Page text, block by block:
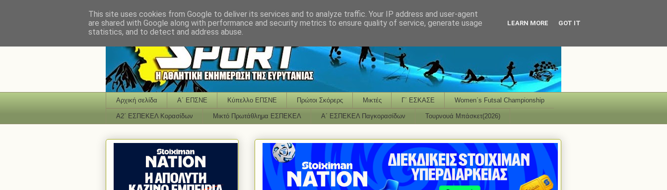
Αρχική σελίδα Α΄ ΕΠΣΝΕ Κύπελλο ΕΠΣΝΕ Πρώτοι Σκόρερς Μικτές Γ΄ ΕΣΚΑΣΕ Women΄s Futsal Championship
Α2΄ ΕΣΠΕΚΕΛ Κορασίδων Μικτό Πρωτάθλημα ΕΣΠΕΚΕΛ Α΄ ΕΣΠΕΚΕΛ Παγκορασίδων Τουρνουά Μπάσκετ(2026)
This site uses cookies from Google to deliver its services and to analyze traffic. Your IP address and user-agent
are shared with Google along with performance and security metrics to ensure quality of service, generate usage
statistics, and to detect and address abuse.
LEARN MORE GOT IT